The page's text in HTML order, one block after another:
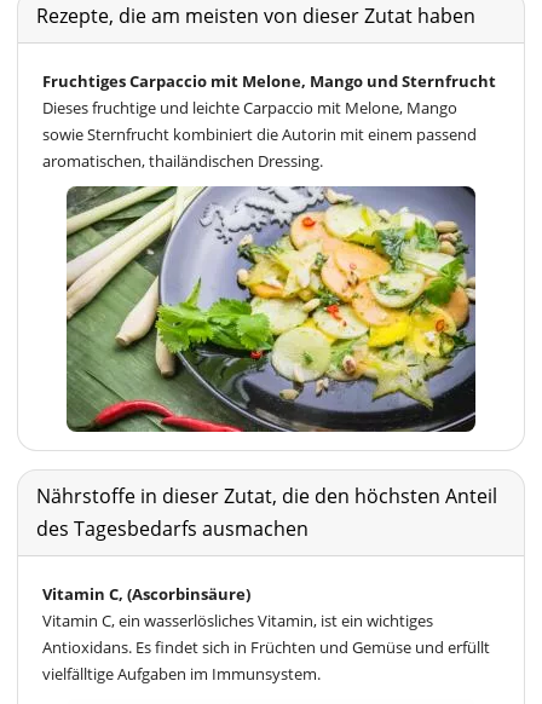
Rezepte, die am meisten von dieser Zutat haben
Fruchtiges Carpaccio mit Melone, Mango und Sternfrucht
Dieses fruchtige und leichte Carpaccio mit Melone, Mango
sowie Sternfrucht kombiniert die Autorin mit einem passend
aromatischen, thailändischen Dressing.
Nährstoffe in dieser Zutat, die den höchsten Anteil
des Tagesbedarfs ausmachen
Vitamin C, (Ascorbinsäure)
Vitamin C, ein wasserlösliches Vitamin, ist ein wichtiges
Antioxidans. Es findet sich in Früchten und Gemüse und erfüllt
vielfälltige Aufgaben im Immunsystem.